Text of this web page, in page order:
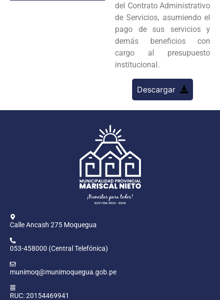
del Contrato Administrativo
de Servicios, asumiendo el
pago de sus servicios y
demás beneficios con
cargo al presupuesto
institucional.
Descargar
Calle Ancash 275 Moquegua
053-458000 (Central Telefónica)
munimoq@munimoquegua.gob.pe
RUC: 20154469941